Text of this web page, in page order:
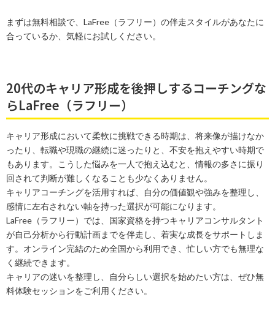
まずは無料相談で、LaFree（ラフリー）の伴走スタイルがあなたに
合っているか、気軽にお試しください。
20代のキャリア形成を後押しするコーチングな
らLaFree（ラフリー）
キャリア形成において柔軟に挑戦できる時期は、将来像が描けなか
ったり、転職や現職の継続に迷ったりと、不安を抱えやすい時期で
もあります。こうした悩みを一人で抱え込むと、情報の多さに振り
回されて判断が難しくなることも少なくありません。
キャリアコーチングを活用すれば、自分の価値観や強みを整理し、
感情に左右されない軸を持った選択が可能になります。
LaFree（ラフリー）では、国家資格を持つキャリアコンサルタント
が自己分析から行動計画までを伴走し、着実な成長をサポートしま
す。オンライン完結のため全国から利用でき、忙しい方でも無理な
く継続できます。
キャリアの迷いを整理し、自分らしい選択を始めたい方は、ぜひ無
料体験セッションをご利用ください。